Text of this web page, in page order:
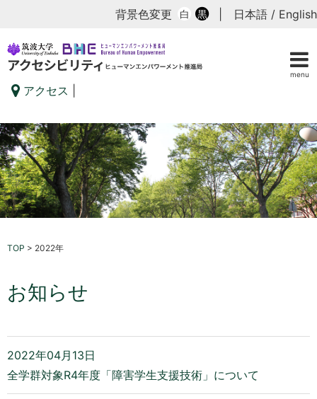
menu
背景色変更 白 黒 日本語 / English
アクセス
TOP > 2022年
お知らせ
2022年04月13日
全学群対象R4年度「障害学生支援技術」について